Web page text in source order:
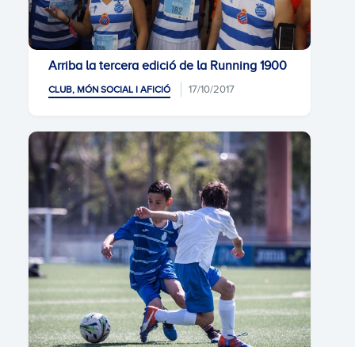
Arriba la tercera edició de la Running 1900
CLUB, MÓN SOCIAL I AFICIÓ 17/10/2017